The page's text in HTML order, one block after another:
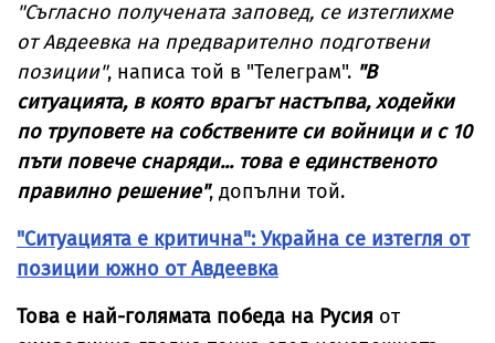
"Съгласно получената заповед, се изтеглихме
от Авдеевка на предварително подготвени
позиции", написа той в "Телеграм". "В
ситуацията, в която врагът настъпва, ходейки
по труповете на собствените си войници и с 10
пъти повече снаряди... това е единственото
правилно решение", допълни той.
"Ситуацията е критична": Украйна се изтегля от
позиции южно от Авдеевка
Това е най-голямата победа на Русия от